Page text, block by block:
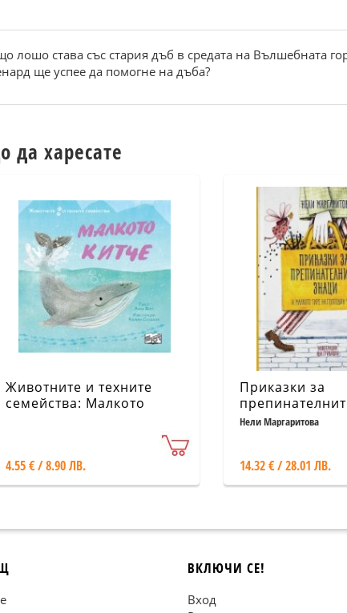
лошо става със стария дъб в средата на Вълшебната
ще успее да помогне на дъба?
да харесате
Животните и техните
семейства: Малкото
4.55 € / 8.90 ЛВ.
Приказки за
малкото тире на
Нели Маргаритова
14.32 € / 28.01 ЛВ.
ВКЛЮЧИ СЕ!
Вход